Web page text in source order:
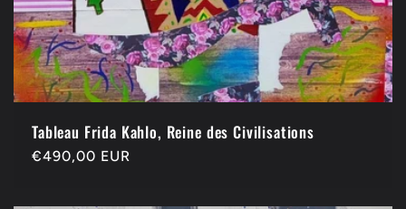
Tableau Frida Kahlo, Reine des Civilisations
Precio
€490,00 EUR